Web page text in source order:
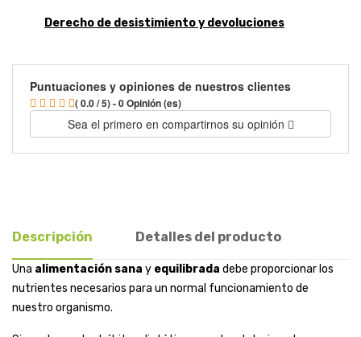
Derecho de desistimiento y devoluciones
Puntuaciones y opiniones de nuestros clientes
( 0.0 / 5) - 0 Opinión (es)
Sea el primero en compartirnos su opinión
Descripción Detalles del producto
Una alimentación sana y equilibrada debe proporcionar los
nutrientes necesarios para un normal funcionamiento de
nuestro organismo.